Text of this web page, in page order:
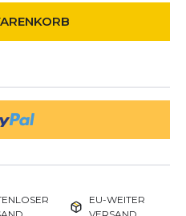
EU-WEITER